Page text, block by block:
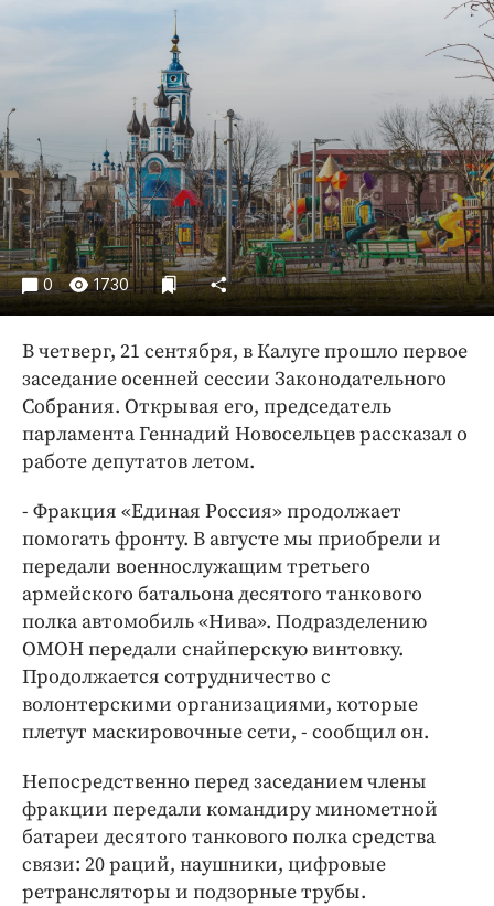
Криминал
Недвижимость и ЖКХ
Образование
Общество
Погода
Праздники
Происшествия
Спорт
Экономика и бизнес
ПРОЕКТЫ
Блоги
Издания
Медиаперсона
Интересное чтиво
Клиника года
Бренд года
Работодатель года
0 1730
В четверг, 21 сентября, в Калуге прошло первое
заседание осенней сессии Законодательного
Собрания. Открывая его, председатель
парламента Геннадий Новосельцев рассказал о
работе депутатов летом.
- Фракция «Единая Россия» продолжает
помогать фронту. В августе мы приобрели и
передали военнослужащим третьего
армейского батальона десятого танкового
полка автомобиль «Нива». Подразделению
ОМОН передали снайперскую винтовку.
Продолжается сотрудничество с
волонтерскими организациями, которые
плетут маскировочные сети, - сообщил он.
Непосредственно перед заседанием члены
фракции передали командиру минометной
батареи десятого танкового полка средства
связи: 20 раций, наушники, цифровые
ретрансляторы и подзорные трубы.